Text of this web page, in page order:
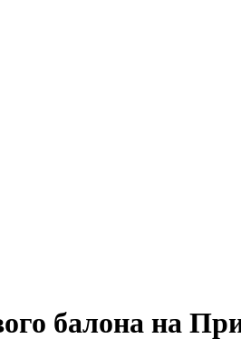
балона на